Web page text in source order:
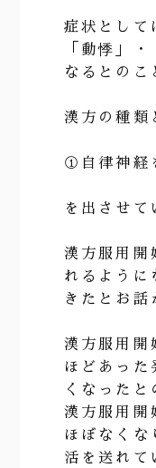
症状として
「動悸」
なるとのこ
漢方の種類
①自律神経
を出させて
漢方服用開
れるように
きたとお話
漢方服用開
ほどあった
くなったと
漢方服用開
ほぼなくな
活を送れて